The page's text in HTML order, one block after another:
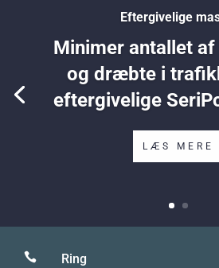
Eftergivelige
Minimer antallet
og dræbte i
eftergivelige
LÆS MERE
 Ring